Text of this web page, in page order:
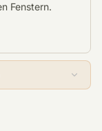
Fenstern.